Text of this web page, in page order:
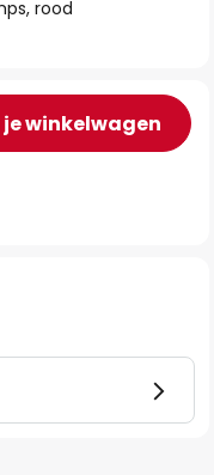
rood
winkelwagen